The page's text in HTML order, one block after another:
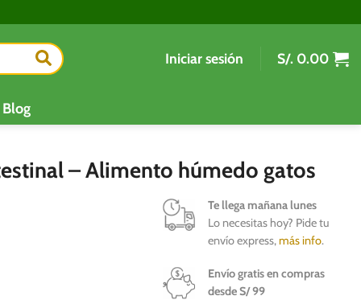
Iniciar sesión S/. 0.00
Blog
– Alimento húmedo gatos
Te llega mañana lunes
Lo necesitas hoy? Pide tu
envío express,más info.
Envío gratis en compras
desde S/ 99